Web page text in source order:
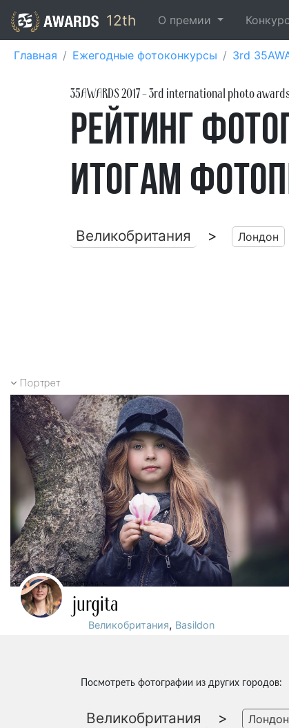
12th О премии
Главная Ежегодные фотоконкурсы 3rd
35AWARDS2017- 3rd international photo
Рейтинг
итогам
Великобритания > Лондон
Портрет
jurgita
Великобритания, Basildon
Посмотреть фотографии из других городов:
Великобритания > Лондон